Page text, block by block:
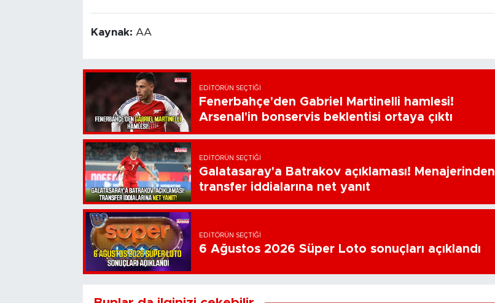
Kaynak: AA
EDITÖRÜN SEÇTIĞI
Fenerbahçe'den Gabriel Martinelli hamlesi!
Arsenal'in bonservis beklentisi ortaya çıktı
EDITÖRÜN SEÇTIĞI
Galatasaray'a Batrakov açıklaması! Menajerinden
transfer iddialarına net yanıt
EDITÖRÜN SEÇTIĞI
6 Ağustos 2026 Süper Loto sonuçları açıklandı